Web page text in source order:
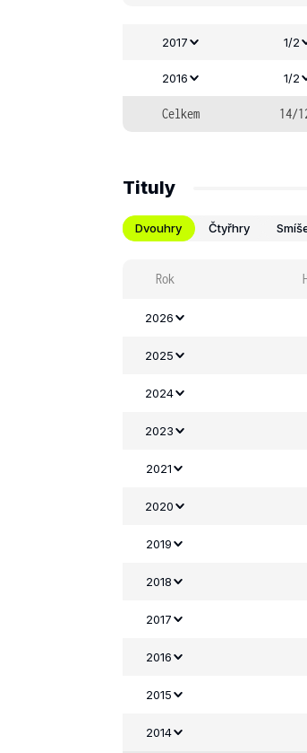
2017 1/2
2016 1/2
Celkem 14/
Tituly
Dvouhry Čtyřhry
Rok
2026
2025
2024
2023
2021
2020
2019
2018
2017
2016
2015
2014